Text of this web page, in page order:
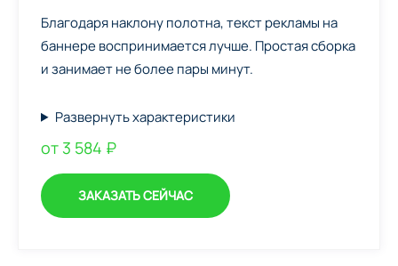
Благодаря наклону полотна, текст рекламы на
баннере воспринимается лучше. Простая сборка
и занимает не более пары минут.
Развернуть характеристики
от 3 584 ₽
ЗАКАЗАТЬ СЕЙЧАС